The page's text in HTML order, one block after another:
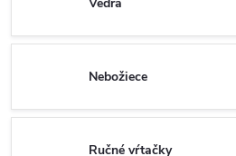
Nebožiece
Ručné vŕtačky